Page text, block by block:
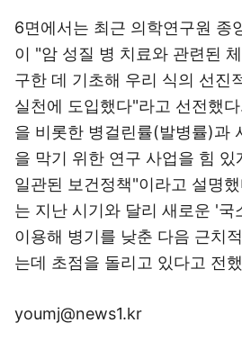
6면에서는 최근 의학연구원 종
이 "암 성질 병 치료와 관련된
구한 데 기초해 우리 식의 선진
실천에 도입했다"라고 선전했
을 비롯한 병걸린률(발병률)과
을 막기 위한 연구 사업을 힘 있
일관된 보건정책"이라고 설명
는 지난 시기와 달리 새로운 '국
이용해 병기를 낮춘 다음 근치
는데 초점을 돌리고 있다고 전
youmj@news1.kr